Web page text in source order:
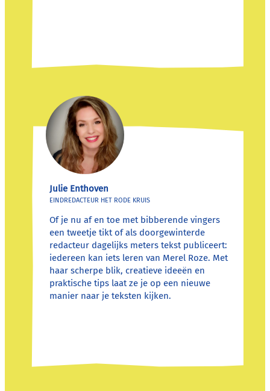
Julie Enthoven
EINDREDACTEUR HET RODE KRUIS
Of je nu af en toe met bibberende vingers
een tweetje tikt of als doorgewinterde
redacteur dagelijks meters tekst publiceert:
iedereen kan iets leren van Merel Roze. Met
haar scherpe blik, creatieve ideeën en
praktische tips laat ze je op een nieuwe
manier naar je teksten kijken.